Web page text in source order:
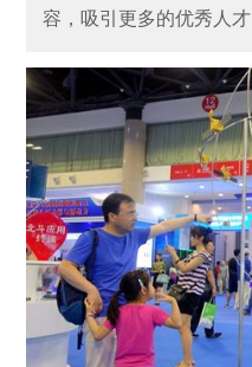
容，吸引更多的优秀人才